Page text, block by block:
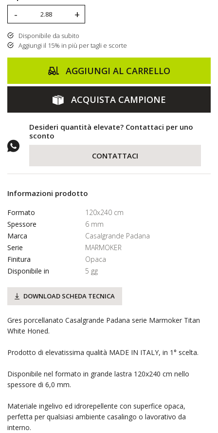
- +
Disponibile da subito
Aggiungi il 15% in più per tagli e scorte
AGGIUNGI AL CARRELLO
ACQUISTA CAMPIONE
Desideri quantità elevate? Contattaci per uno
sconto
CONTATTACI
Informazioni prodotto
Formato
120x240 cm
Spessore
6 mm
Marca
Casalgrande Padana
Serie
MARMOKER
Finitura
Opaca
Disponibile in
5 gg
DOWNLOAD SCHEDA TECNICA
Gres porcellanato Casalgrande Padana serie Marmoker Titan
White Honed.
Prodotto di elevatissima qualità MADE IN ITALY, in 1° scelta.
Disponibile nel formato in grande lastra 120x240 cm nello
spessore di 6,0 mm.
Materiale ingelivo ed idrorepellente con superfice opaca,
perfetta per qualsiasi ambiente casalingo o lavorativo da
interno.